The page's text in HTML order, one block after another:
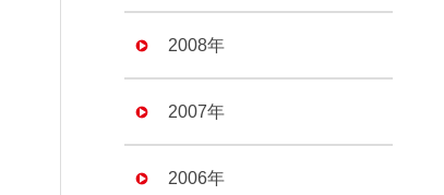
2008年
2007年
2006年